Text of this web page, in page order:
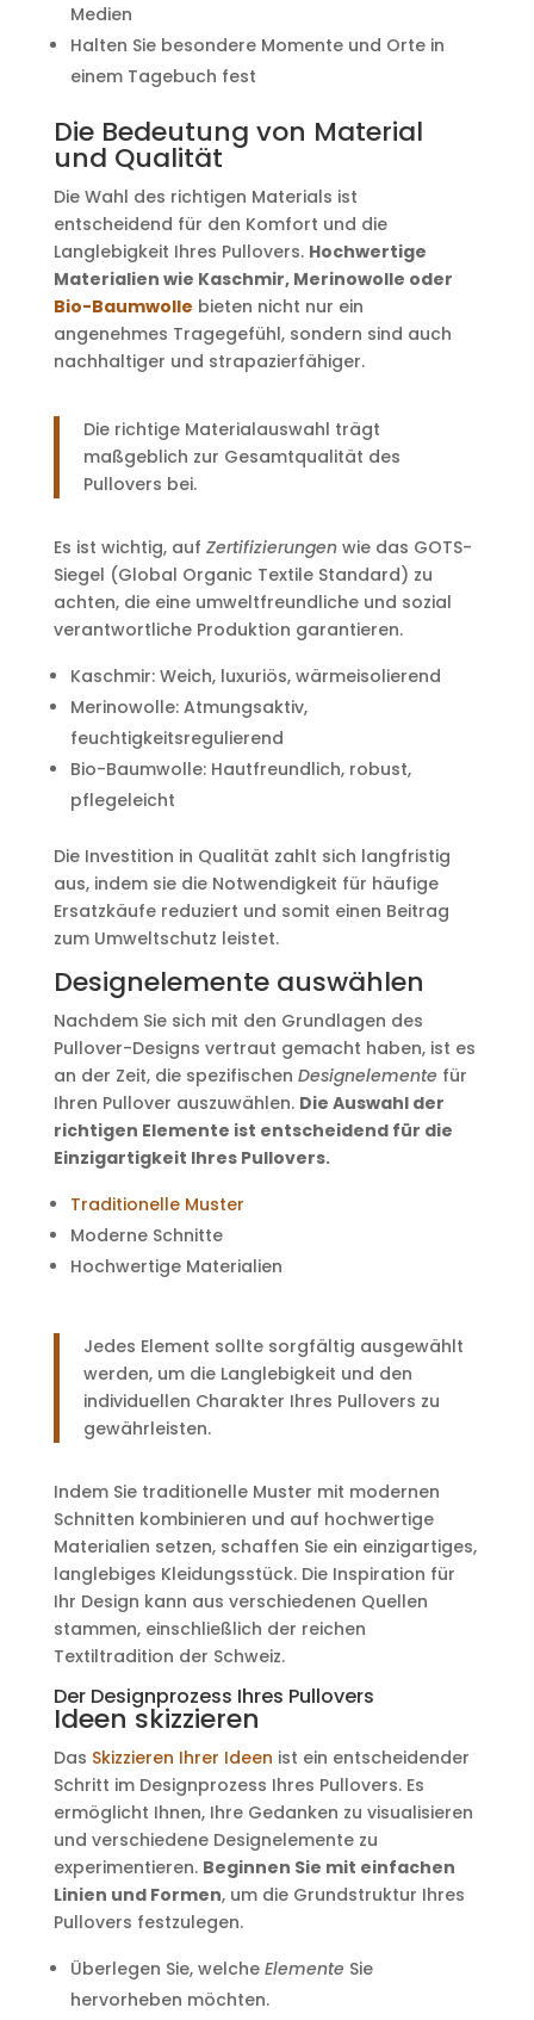
Medien
Halten Sie besondere Momente und Orte in
einem Tagebuch fest
Die Bedeutung von Material
und Qualität
Die Wahl des richtigen Materials ist
entscheidend für den Komfort und die
Langlebigkeit Ihres Pullovers. Hochwertige
Materialien wie Kaschmir, Merinowolle oder
Bio-Baumwolle bieten nicht nur ein
angenehmes Tragegefühl, sondern sind auch
nachhaltiger und strapazierfähiger.
Die richtige Materialauswahl trägt
maßgeblich zur Gesamtqualität des
Pullovers bei.
Es ist wichtig, auf Zertifizierungenwie das GOTS-
Siegel (Global Organic Textile Standard) zu
achten, die eine umweltfreundliche und sozial
verantwortliche Produktion garantieren.
Kaschmir: Weich, luxuriös, wärmeisolierend
Merinowolle: Atmungsaktiv,
feuchtigkeitsregulierend
Bio-Baumwolle: Hautfreundlich, robust,
pflegeleicht
Die Investition in Qualität zahlt sich langfristig
aus, indem sie die Notwendigkeit für häufige
Ersatzkäufe reduziert und somit einen Beitrag
zum Umweltschutz leistet.
Designelemente auswählen
Nachdem Sie sich mit den Grundlagen des
Pullover-Designs vertraut gemacht haben, ist es
an der Zeit, die spezifischen Designelemente für
Ihren Pullover auszuwählen. Die Auswahl der
richtigen Elemente ist entscheidend für die
Einzigartigkeit Ihres Pullovers.
Traditionelle Muster
Moderne Schnitte
Hochwertige Materialien
Jedes Element sollte sorgfältig ausgewählt
werden, um die Langlebigkeit und den
individuellen Charakter Ihres Pullovers zu
gewährleisten.
Indem Sie traditionelle Muster mit modernen
Schnitten kombinieren und auf hochwertige
Materialien setzen, schaffen Sie ein einzigartiges,
langlebiges Kleidungsstück. Die Inspiration für
Ihr Design kann aus verschiedenen Quellen
stammen, einschließlich der reichen
Textiltradition der Schweiz.
Der Designprozess Ihres Pullovers
Ideen skizzieren
Das Skizzieren Ihrer Ideen ist ein entscheidender
Schritt im Designprozess Ihres Pullovers. Es
ermöglicht Ihnen, Ihre Gedanken zu visualisieren
und verschiedene Designelemente zu
experimentieren. Beginnen Sie mit einfachen
Linien und Formen, um die Grundstruktur Ihres
Pullovers festzulegen.
Überlegen Sie, welche Elemente Sie
hervorheben möchten.